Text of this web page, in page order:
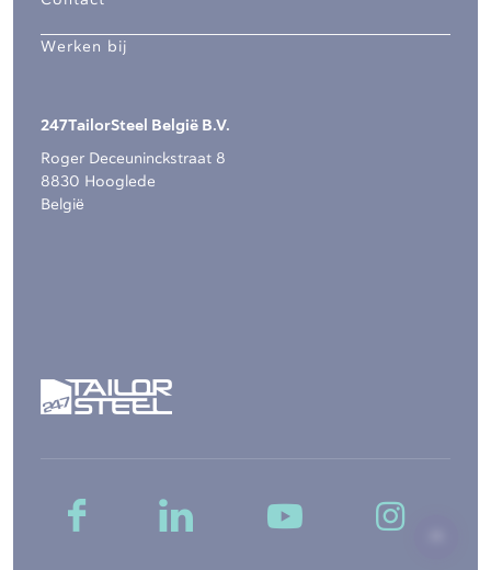
Werken bij
247TailorSteel België B.V.
Roger Deceuninckstraat 8
8830 Hooglede
België